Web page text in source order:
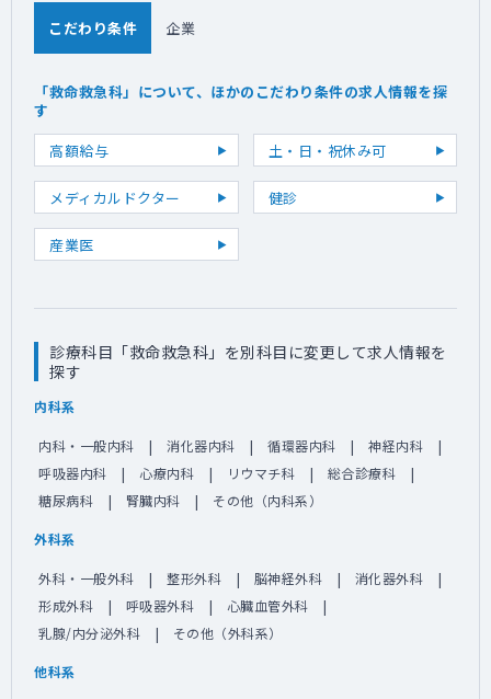
こだわり条件 企業
「救命救急科」について、ほかのこだわり条件の求人情報を探
す
高額給与
土・日・祝休み可
メディカルドクター 健診
産業医
診療科目「救命救急科」を別科目に変更して求人情報を
探す
内科系
内科・一般内科 消化器内科 循環器内科
神経内科
呼吸器内科
心療内科 リウマチ科
総合診療科
糖尿病科
腎臓内科 その他（内科系）
外科系
外科・一般外科 整形外科 脳神経外科
消化器外科
形成外科
呼吸器外科
心臓血管外科
乳腺/内分泌外科
その他（外科系）
他科系